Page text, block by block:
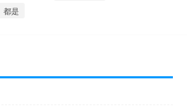
都是